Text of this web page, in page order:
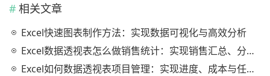
相关文章
Excel快速图表制作方法：实现数据可视化与高效分析
Excel数据透视表怎么做销售统计：实现销售汇总、分析与动态监控
Excel如何数据透视表项目管理：实现进度、成本与任务的高效分析